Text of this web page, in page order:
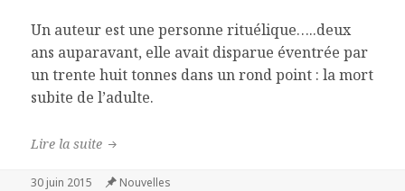
Un auteur est une personne rituélique…..deux
ans auparavant, elle avait disparue éventrée par
un trente huit tonnes dans un rond point : la mort
subite de l’adulte.
Lire la suite Une journée d’auteur
Publié
30 juin 2015 Catégories
Nouvelles